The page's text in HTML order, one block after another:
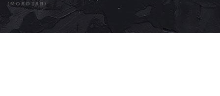
(МОЛОТАЯ)